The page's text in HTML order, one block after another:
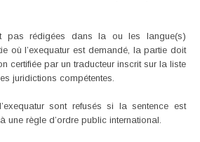
pas rédigées dans la ou les langue(s)
où l’exequatur est demandé, la partie doit
certifiée par un traducteur inscrit sur la liste
juridictions compétentes.
sont refusés si la sentence est
une règle d’ordre public international.